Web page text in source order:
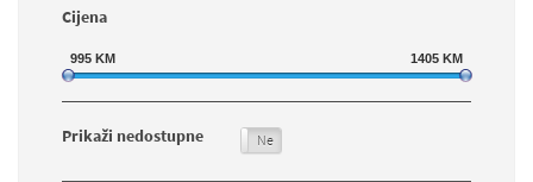
Cijena
995 KM 1405 KM
Prikaži nedostupne Ne